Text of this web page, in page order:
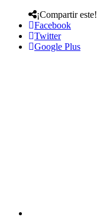
¡Compartir este!
Facebook
Twitter
Google Plus